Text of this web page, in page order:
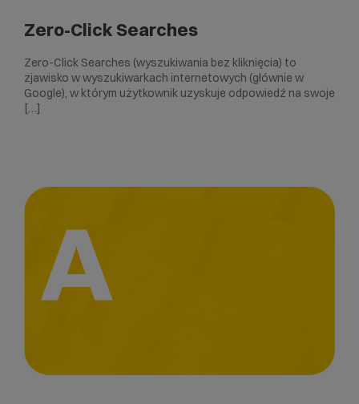
Zero-Click Searches
Zero-Click Searches (wyszukiwania bez kliknięcia) to
zjawisko w wyszukiwarkach internetowych (głównie w
Google), w którym użytkownik uzyskuje odpowiedź na swoje
[…]
A